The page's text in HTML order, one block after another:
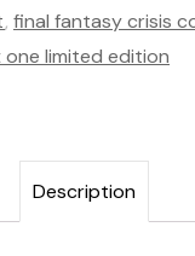
, final fantasy crisis
one limited edition
Description